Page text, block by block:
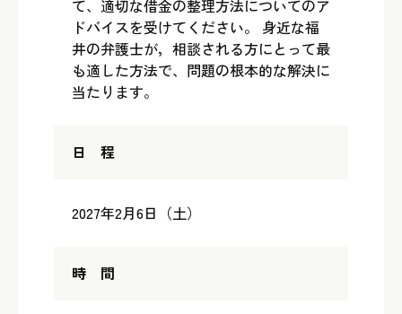
て、適切な借金の整理方法についてのア
ドバイスを受けてください。 身近な福
井の弁護士が，相談される方にとって最
も適した方法で、問題の根本的な解決に
当たります。
日 程
2027年2月6日（土）
時 間